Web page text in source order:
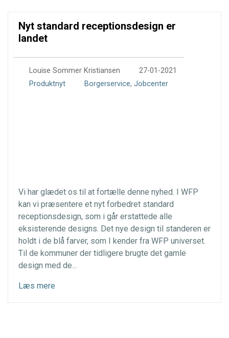
Nyt standard receptionsdesign er
landet
Louise Sommer Kristiansen
27-01-2021
Produktnyt
Borgerservice, Jobcenter
Vi har glædet os til at fortælle denne nyhed. I WFP
kan vi præsentere et nyt forbedret standard
receptionsdesign, som i går erstattede alle
eksisterende designs. Det nye design til standeren er
holdt i de blå farver, som I kender fra WFP universet.
Til de kommuner der tidligere brugte det gamle
design med de...
Læs mere